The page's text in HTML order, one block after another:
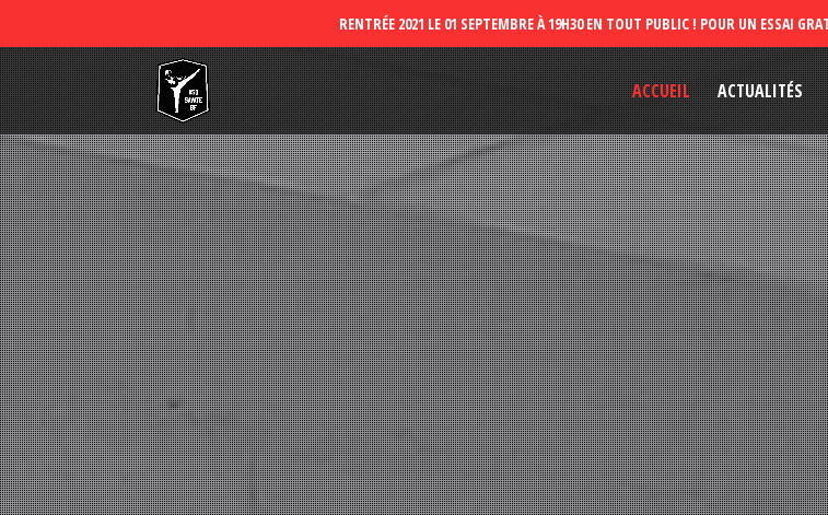
ACCUEIL ACTUALITÉS